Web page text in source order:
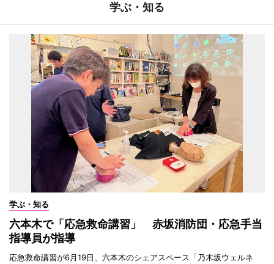
学ぶ・知る
学ぶ・知る
六本木で「応急救命講習」 赤坂消防団・応急手当
指導員が指導
応急救命講習が6月19日、六本木のシェアスペース「乃木坂ウェルネ